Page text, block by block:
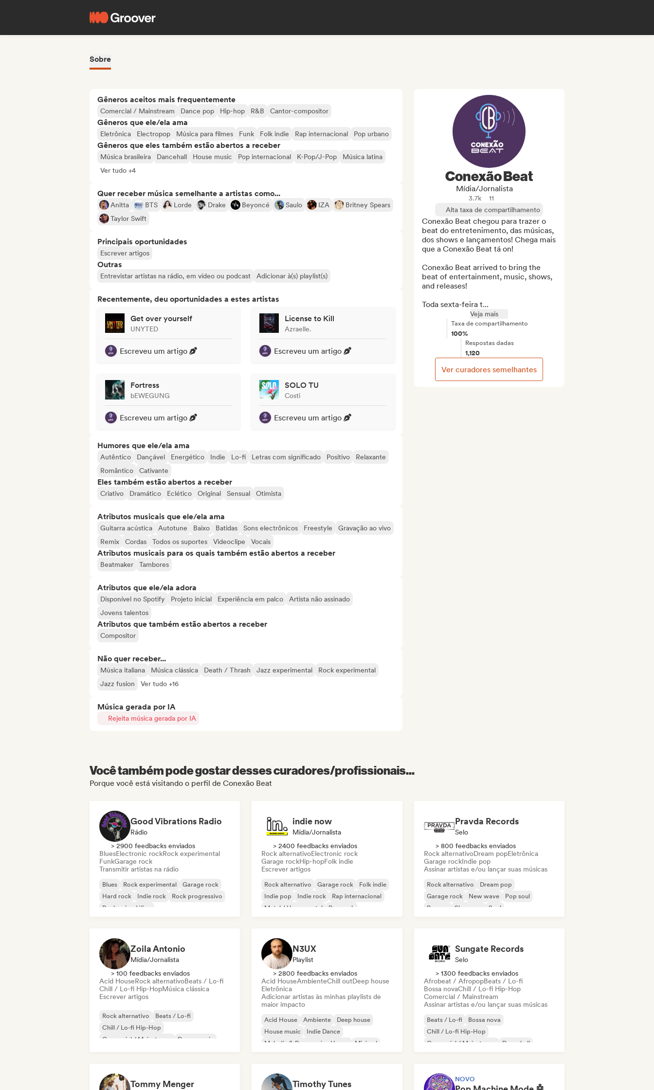
Sobre
Gêneros aceitos mais frequentemente
Comercial / Mainstream Dance pop Hip-hop R&B Cantor-compositor
Gêneros que ele/ela ama
Eletrônica Electropop Música para filmes Funk Folk indie Rap internacional Pop urbano
Gêneros que eles também estão abertos a receber
Música brasileira Dancehall House music Pop internacional K-Pop/J-Pop
Música latina
Ver tudo +4
Quer receber música semelhante a artistas como...
Anitta BTS Lorde Drake Beyoncé Saulo IZA
Britney Spears
Taylor Swift
Principais oportunidades
Escrever artigos
Outras
Entrevistar artistas na rádio, em vídeo ou podcast Adicionar à(s) playlist(s)
Recentemente, deu oportunidades a estes artistas
Get over yourself
UNYTED
Escreveu um artigo
License to Kill
Azraelle.
Escreveu um artigo
Fortress
bEWEGUNG
Escreveu um artigo
SOLO TU
Costi
Escreveu um artigo
Humores que ele/ela ama
Autêntico Dançável Energético Indie Lo-fi Letras com significado Positivo
Relaxante
Romântico
Cativante
Eles também estão abertos a receber
Criativo Dramático Eclético Original Sensual Otimista
Atributos musicais que ele/ela ama
Guitarra acústica Autotune Baixo Batidas Sons electrônicos Freestyle
Gravação ao vivo
Remix
Cordas Todos os suportes Videoclipe Vocais
Atributos musicais para os quais também estão abertos a receber
Beatmaker Tambores
Atributos que ele/ela adora
Disponível no Spotify Projeto inicial Experiência em palco
Artista não assinado
Jovens talentos
Atributos que também estão abertos a receber
Compositor
Não quer receber...
Música italiana Música clássica Death / Thrash Jazz experimental
Rock experimental
Jazz fusion
Ver tudo +16
Música gerada por IA
Rejeita música gerada por IA
Conexão Beat
Mídia/Jornalista
3.7k
11
Alta taxa de compartilhamento
Conexão Beat chegou para trazer o
beat do entretenimento, das músicas,
dos shows e lançamentos! Chega mais
que a Conexão Beat tá on!
Conexão Beat arrived to bring the
beat of entertainment, music, shows,
and releases!
Toda sexta-feira t...
Veja mais
Taxa de compartilhamento
100%
Respostas dadas
1,120
Ver curadores semelhantes
Você também pode gostar desses curadores/profissionais...
Porque você está visitando o perfil de Conexão Beat
Good Vibrations Radio
Rádio
> 2900 feedbacks enviados
BluesElectronic rockRock experimental
FunkGarage rock
Transmitir artistas na rádio
Blues Rock experimental
Garage rock
Hard rock
Indie rock
Rock progressivo
Rock psicodélico
indie now
Mídia/Jornalista
> 2400 feedbacks enviados
Rock alternativoElectronic rock
Garage rockHip-hopFolk indie
Escrever artigos
Rock alternativo Garage rock
Folk indie
Indie pop
Indie rock
Rap internacional
Metal / Heavy metal
Pop rock
Pravda Records
Selo
> 800 feedbacks enviados
Rock alternativoDream popEletrônica
Garage rockIndie pop
Assinar artistas e/ou lançar suas músicas
Rock alternativo
Dream pop
Garage rock
New wave
Pop soul
Reggae
Shoegaze Soul
Zoila Antonio
Mídia/Jornalista
> 100 feedbacks enviados
Acid HouseRock alternativoBeats / Lo-fi
Chill / Lo-fi Hip-HopMúsica clássica
Escrever artigos
Rock alternativo
Beats / Lo-fi
Chill / Lo-fi Hip-Hop
Comercial / Mainstream
Dance music
N3UX
Playlist
> 2800 feedbacks enviados
Acid HouseAmbienteChill outDeep house
Eletrônica
Adicionar artistas às minhas playlists de
maior impacto
Acid House Ambiente
Deep house
House music
Indie Dance
Melodic & Progressive House
Minimal
Sungate Records
Selo
> 1300 feedbacks enviados
Afrobeat / AfropopBeats / Lo-fi
Bossa novaChill / Lo-fi Hip-Hop
Comercial / Mainstream
Assinar artistas e/ou lançar suas músicas
Beats / Lo-fi
Bossa nova
Chill / Lo-fi Hip-Hop
Comercial / Mainstream
Dancehall
Tommy Menger Timothy Tunes NOVO